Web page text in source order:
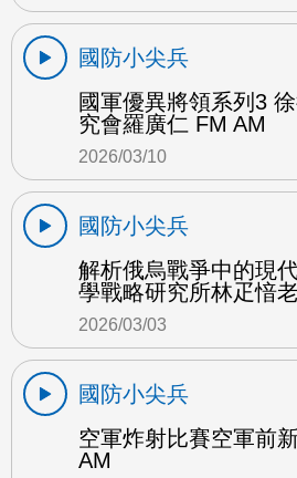
國防小尖兵
國軍優異將領系列3
究會羅廣仁 FM AM
2026/03/10
國防小尖兵
解析俄烏戰爭中的現
學戰略研究所林疋愔
2026/03/03
國防小尖兵
空軍炸射比賽空軍前
AM